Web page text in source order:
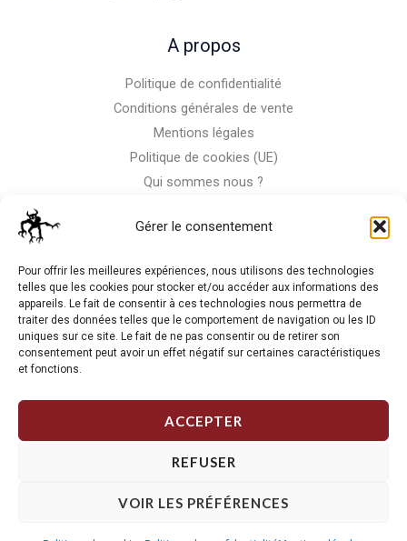
Gérer le consentement
Pour offrir les meilleures expériences, nous utilisons des technologies
telles que les cookies pour stocker et/ou accéder aux informations des
appareils. Le fait de consentir à ces technologies nous permettra de
traiter des données telles que le comportement de navigation ou les ID
uniques sur ce site. Le fait de ne pas consentir ou de retirer son
consentement peut avoir un effet négatif sur certaines caractéristiques
et fonctions.
ACCEPTER
REFUSER
VOIR LES PRÉFÉRENCES
A propos
Politique de confidentialité
Conditions générales de vente
Mentions légales
Politique de cookies (UE)
Qui sommes nous ?
La RC n'est pas notre seule passion, venez visiter notre shop
de motos
Copyright © 2026 Storm RC. Powered by Storm Team.